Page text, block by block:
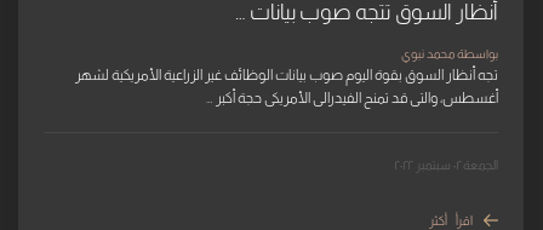
أنظار السوق تتجه صوب بيانات …
بواسطة محمد نبوي
تجه أنظار السوق بقوة اليوم صوب بيانات الوظائف غير الزراعية الأمريكية لشهر
أغسطس، والتى قد تمنح الفيدرالى الأمريكى حجة أكبر …
الجمعة ٠٢ سبتمبر ٢٠٢٢
اقرأ أكثر